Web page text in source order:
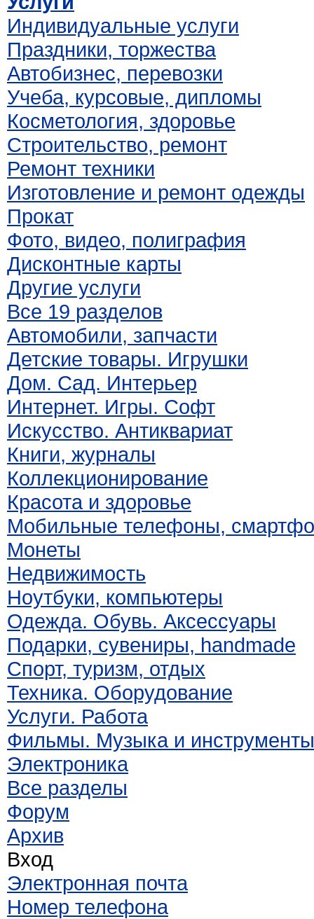
Индивидуальные услуги
Праздники, торжества
Автобизнес, перевозки
Учеба, курсовые, дипломы
Косметология, здоровье
Строительство, ремонт
Ремонт техники
Изготовление и ремонт одежды
Прокат
Фото, видео, полиграфия
Дисконтные карты
Другие услуги
Все 19 разделов
Автомобили, запчасти
Детские товары. Игрушки
Дом. Сад. Интерьер
Интернет. Игры. Софт
Искусство. Антиквариат
Книги, журналы
Коллекционирование
Красота и здоровье
Мобильные телефоны,
Монеты
Недвижимость
Ноутбуки, компьютеры
Одежда. Обувь. Аксессуары
Подарки, сувениры, handmade
Спорт, туризм, отдых
Техника. Оборудование
Услуги. Работа
Фильмы. Музыка и инструменты
Электроника
Все разделы
Форум
Архив
Вход
Электронная почта
Номер телефона